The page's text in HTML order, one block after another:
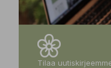
Tilaa